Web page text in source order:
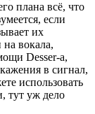
плана всё, что
если
их
вокала,
Desser-а,
в сигнал,
использовать
тут уж дело